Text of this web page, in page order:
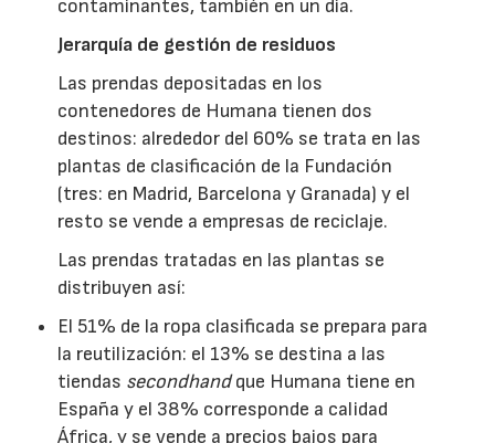
contaminantes, también en un día.
Jerarquía de gestión de residuos
Las prendas depositadas en los
contenedores de Humana tienen dos
destinos: alrededor del 60% se trata en las
plantas de clasificación de la Fundación
(tres: en Madrid, Barcelona y Granada) y el
resto se vende a empresas de reciclaje.
Las prendas tratadas en las plantas se
distribuyen así:
El 51% de la ropa clasificada se prepara para
la reutilización: el 13% se destina a las
tiendas secondhandque Humana tiene en
España y el 38% corresponde a calidad
África, y se vende a precios bajos para